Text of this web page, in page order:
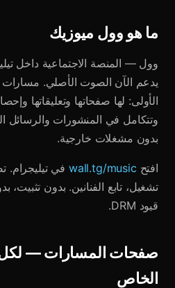
ما هو وول ميوزيك
وول — المنصة الاجتماعية داخل
يدعم الآن الصوت الأصلي.
الأولى: لها صفحاتها وتعليقاتها
وتتكامل في المنشورات والرسائل
بدون مشغلات خارجية.
افتح wall.tg/music في تيليجرام.
تشغيل، تابع الفنانين. بدون
قيود DRM.
صفحات المسارات —
الخاص